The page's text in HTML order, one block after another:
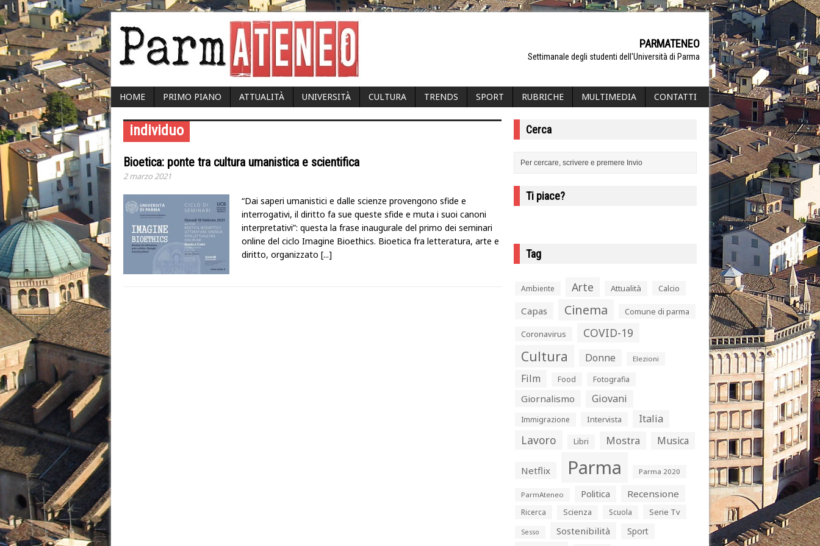
PARMATENEO
Settimanale degli studenti dell'Università di Parma
HOME PRIMO PIANO ATTUALITÀ UNIVERSITÀ CULTURA TRENDS SPORT RUBRICHE MULTIMEDIA CONTATTI
individuo
Bioetica: ponte tra cultura umanistica e scientifica
2 marzo 2021
“Dai saperi umanistici e dalle scienze provengono sfide e
interrogativi, il diritto fa sue queste sfide e muta i suoi canoni
interpretativi”: questa la frase inaugurale del primo dei seminari
online del ciclo Imagine Bioethics. Bioetica fra letteratura, arte e
diritto, organizzato [...]
Cerca
Ti piace?
Tag
Ambiente Arte Attualità Calcio
Capas Cinema Comune di parma
Coronavirus COVID-19
Cultura Donne Elezioni
Film Food Fotografia
Giornalismo Giovani
Immigrazione Intervista Italia
Lavoro Libri Mostra Musica
Netflix Parma Parma 2020
ParmAteneo Politica Recensione
Ricerca Scienza Scuola Serie Tv
Sesso Sostenibilità Sport